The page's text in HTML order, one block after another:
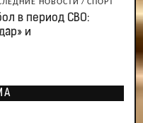
НОВОСТИ / СПОРТ
в период СВО:
и